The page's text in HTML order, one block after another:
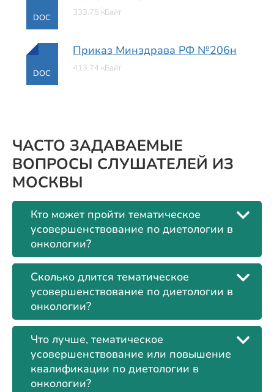
DOC 333.75 кБайт
DOC
Приказ Минздрава РФ №206н
413.74 кБайт
ЧАСТО ЗАДАВАЕМЫЕ
ВОПРОСЫ СЛУШАТЕЛЕЙ ИЗ
МОСКВЫ
Кто может пройти тематическое
усовершенствование по диетологии в
онкологии?
Сколько длится тематическое
усовершенствование по диетологии в
онкологии?
Что лучше, тематическое
усовершенствование или повышение
квалификации по диетологии в
онкологии?